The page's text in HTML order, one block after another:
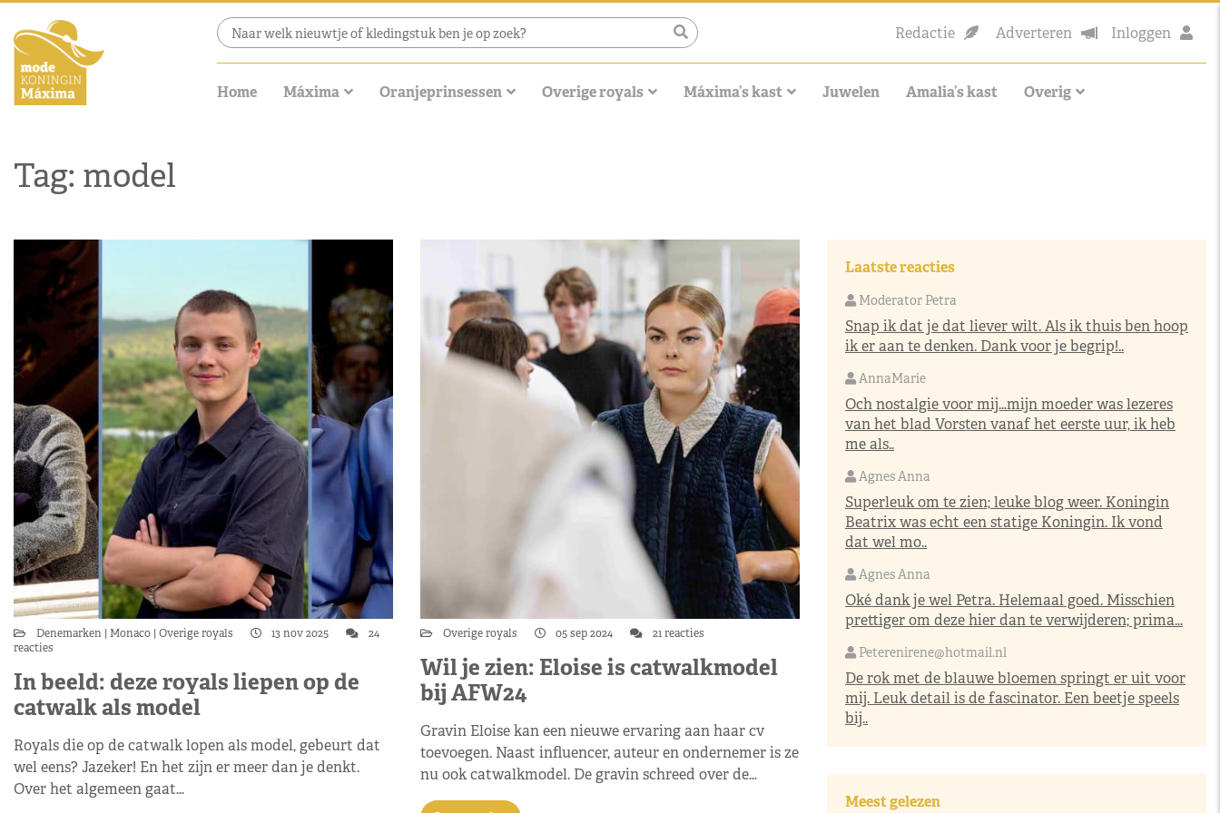
Redactie Adverteren Inloggen
Home Máxima Oranjeprinsessen Overige royals Máxima’s kast Juwelen Amalia’s kast Overig
Tag: model
Denemarken Monaco Overige royals 13 nov 2025
24
reacties
In beeld: deze royals liepen op de
catwalk als model
Royals die op de catwalk lopen als model, gebeurt dat
wel eens? Jazeker! En het zijn er meer dan je denkt.
Over het algemeen gaat…
Overige royals 05 sep 2024 21 reacties
Wil je zien: Eloise is catwalkmodel
bij AFW24
Gravin Eloise kan een nieuwe ervaring aan haar cv
toevoegen. Naast influencer, auteur en ondernemer is ze
nu ook catwalkmodel. De gravin schreed over de…
Laatste reacties
Moderator Petra
Snap ik dat je dat liever wilt. Als ik thuis ben hoop
ik er aan te denken. Dank voor je begrip!..
AnnaMarie
Och nostalgie voor mij…mijn moeder was lezeres
van het blad Vorsten vanaf het eerste uur, ik heb
me als..
Agnes Anna
Superleuk om te zien; leuke blog weer. Koningin
Beatrix was echt een statige Koningin. Ik vond
dat wel mo..
Agnes Anna
Oké dank je wel Petra. Helemaal goed. Misschien
prettiger om deze hier dan te verwijderen; prima...
Peterenirene@hotmail.nl
De rok met de blauwe bloemen springt er uit voor
mij. Leuk detail is de fascinator. Een beetje speels
bij..
Meest gelezen